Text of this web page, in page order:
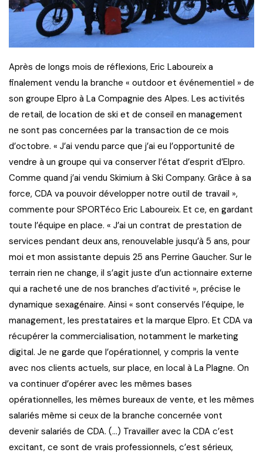
Après de longs mois de réflexions, Eric Laboureix a
finalement vendu la branche « outdoor et événementiel » de
son groupe Elpro à La Compagnie des Alpes. Les activités
de retail, de location de ski et de conseil en management
ne sont pas concernées par la transaction de ce mois
d’octobre. « J’ai vendu parce que j’ai eu l’opportunité de
vendre à un groupe qui va conserver l’état d’esprit d’Elpro.
Comme quand j’ai vendu Skimium à Ski Company. Grâce à sa
force, CDA va pouvoir développer notre outil de travail »,
commente pour SPORTéco Eric Laboureix. Et ce, en gardant
toute l’équipe en place. « J’ai un contrat de prestation de
services pendant deux ans, renouvelable jusqu’à 5 ans, pour
moi et mon assistante depuis 25 ans Perrine Gaucher. Sur le
terrain rien ne change, il s’agit juste d’un actionnaire externe
qui a racheté une de nos branches d’activité », précise le
dynamique sexagénaire. Ainsi « sont conservés l’équipe, le
management, les prestataires et la marque Elpro. Et CDA va
récupérer la commercialisation, notamment le marketing
digital. Je ne garde que l’opérationnel, y compris la vente
avec nos clients actuels, sur place, en local à La Plagne. On
va continuer d’opérer avec les mêmes bases
opérationnelles, les mêmes bureaux de vente, et les mêmes
salariés même si ceux de la branche concernée vont
devenir salariés de CDA. (…) Travailler avec la CDA c’est
excitant, ce sont de vrais professionnels, c’est sérieux,